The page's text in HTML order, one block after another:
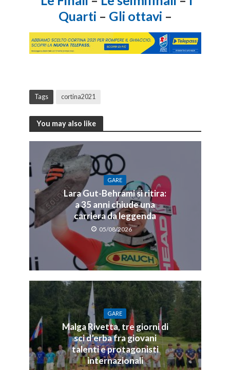
Quarti – Gli ottavi –
Tags cortina2021
You may also like
GARE
Lara Gut-Behrami si ritira:
a 35 anni chiude una
carriera da leggenda
05/08/2026
GARE
Malga Rivetta, tre giorni di
sci d’erba fra giovani
talenti e protagonisti
internazionali